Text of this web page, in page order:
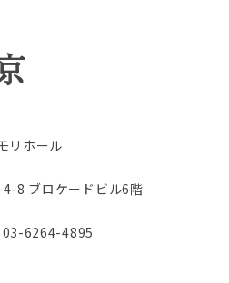
リホール
8 ブロケードビル6階
6264-4895